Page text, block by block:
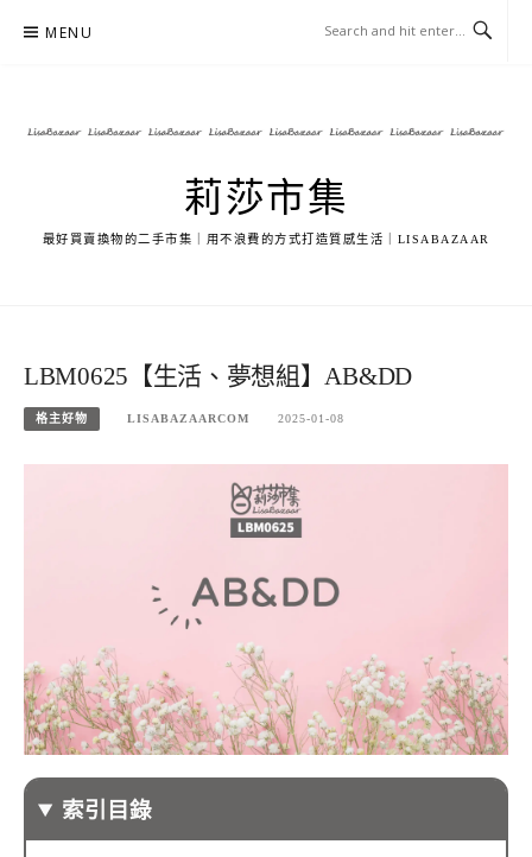
MENU
莉莎市集
最好買賣換物的二手市集｜用不浪費的方式打造質感生活｜LISABAZAAR
LBM0625【生活、夢想組】AB&DD
格主好物 LISABAZAARCOM 2025-01-08
索引目錄